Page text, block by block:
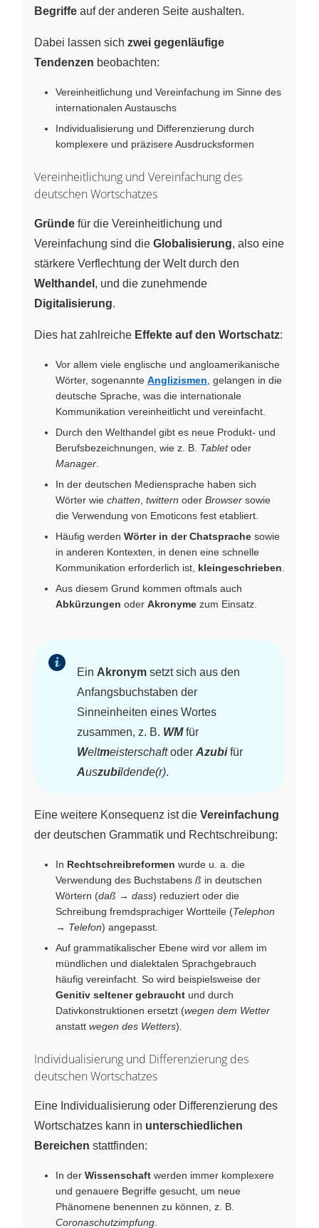
Begriffe auf der anderen Seite aushalten.
Dabei lassen sich zwei gegenläufige
Tendenzen beobachten:
Vereinheitlichung und Vereinfachung im Sinne des
internationalen Austauschs
Individualisierung und Differenzierung durch
komplexere und präzisere Ausdrucksformen
Vereinheitlichung und Vereinfachung des
deutschen Wortschatzes
Gründe für die Vereinheitlichung und
Vereinfachung sind die Globalisierung, also eine
stärkere Verflechtung der Welt durch den
Welthandel , und die zunehmende
Digitalisierung.
Dies hat zahlreiche Effekte auf den Wortschatz:
Vor allem viele englische und angloamerikanische
Wörter, sogenannte Anglizismen , gelangen in die
deutsche Sprache, was die internationale
Kommunikation vereinheitlicht und vereinfacht.
Durch den Welthandel gibt es neue Produkt- und
Berufsbezeichnungen, wie z. B. Tabletoder
Manager
In der deutschen Mediensprache haben sich
Wörter wie chatten twittern oder Browser sowie
die Verwendung von Emoticons fest etabliert.
Häufig werden Wörter in der Chatsprache sowie
in anderen Kontexten, in denen eine schnelle
Kommunikation erforderlich ist, kleingeschrieben
Aus diesem Grund kommen oftmals auch
Abkürzungen oder Akronyme zum Einsatz.
Ein Akronym setzt sich aus den
Anfangsbuchstaben der
Sinneinheiten eines Wortes
zusammen, z. B. WMfür
Weltmeisterschaftoder Azubifür
Auszubildende(r).
Eine weitere Konsequenz ist die Vereinfachung
der deutschen Grammatik und Rechtschreibung:
In Rechtschreibreformen wurde u. a. die
Verwendung des Buchstabens ß in deutschen
Wörtern (daß → dass) reduziert oder die
Schreibung fremdsprachiger Wortteile (Telephon
→ Telefon) angepasst.
Auf grammatikalischer Ebene wird vor allem im
mündlichen und dialektalen Sprachgebrauch
häufig vereinfacht. So wird beispielsweise der
Genitiv seltener gebraucht und durch
Dativkonstruktionen ersetzt (wegen dem Wetter
anstatt wegen des Wetters).
Individualisierung und Differenzierung des
deutschen Wortschatzes
Eine Individualisierung oder Differenzierung des
Wortschatzes kann in unterschiedlichen
Bereichen stattfinden:
In der Wissenschaft werden immer komplexere
und genauere Begriffe gesucht, um neue
Phänomene benennen zu können, z. B.
Coronaschutzimpfung